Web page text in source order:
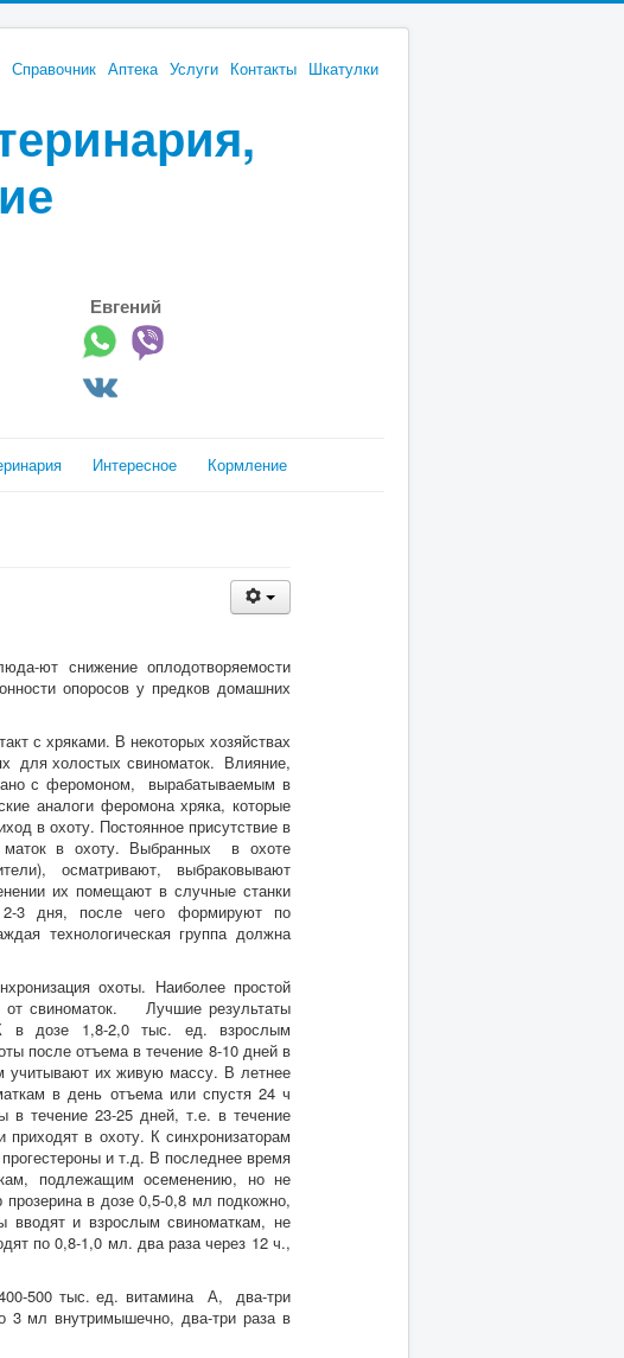
Справочник Аптека Услуги Контакты Шкатулки
Евгений
Интересное Кормление
ют снижение оплодотворяемости
опоросов у предков домашних
с хряками. В некоторых хозяйствах
для холостых свиноматок. Влияние,
с феромоном, вырабатываемым в
аналоги феромона хряка, которые
в охоту. Постоянное присутствие в
маток в охоту. Выбранных в охоте
осматривают, выбраковывают
их помещают в случные станки
3 дня, после чего формируют по
технологическая группа должна
охоты. Наиболее простой
от свиноматок. Лучшие результаты
в дозе 1,8-2,0 тыс. ед. взрослым
после отъема в течение 8-10 дней в
учитывают их живую массу. В летнее
в день отъема или спустя 24 ч
в течение 23-25 дней, т.е. в течение
в охоту. К синхронизаторам
и т.д. В последнее время
подлежащим осеменению, но не
в дозе 0,5-0,8 мл подкожно,
и взрослым свиноматкам, не
по 0,8-1,0 мл. два раза через 12 ч.,
500 тыс. ед. витамина А, два-три
3 мл внутримышечно, два-три раза в